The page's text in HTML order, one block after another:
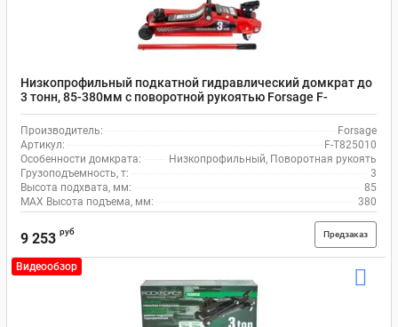
Низкопрофильный подкатной гидравлический домкрат до
3 тонн, 85-380мм с поворотной рукоятью Forsage F-
T825010
Производитель:
Forsage
Артикул:
F-T825010
Особенности домкрата:
Низкопрофильный, Поворотная рукоять
Грузоподъемность, т:
3
Высота подхвата, мм:
85
MAX Высота подъема, мм:
380
9 253 руб Предзаказ
Видеообзор